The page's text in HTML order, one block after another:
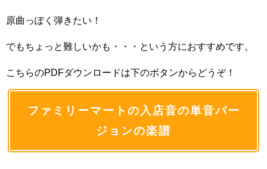
原曲っぽく弾きたい！
でもちょっと難しいかも・・・という方におすすめです。
こちらのPDFダウンロードは下のボタンからどうぞ！
ファミリーマートの入店音の単音バー
ジョンの楽譜